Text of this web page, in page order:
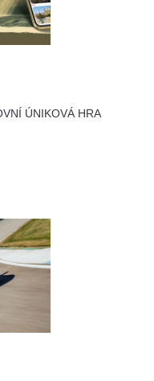
ÚNIKOVÁ HRA